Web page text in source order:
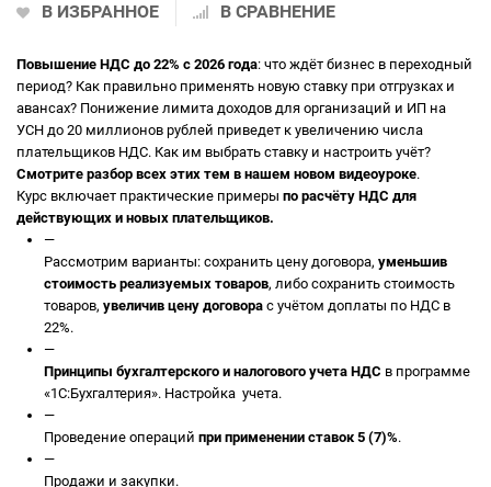
В ИЗБРАННОЕ В СРАВНЕНИЕ
Повышение НДС до 22% с 2026 года: что ждёт бизнес в переходный
период? Как правильно применять новую ставку при отгрузках и
авансах? Понижение лимита доходов для организаций и ИП на
УСН до 20 миллионов рублей приведет к увеличению числа
плательщиков НДС. Как им выбрать ставку и настроить учёт?
Смотрите разбор всех этих тем в нашем новом видеоуроке.
Курс включает практические примеры по расчёту НДС для
действующих и новых плательщиков.
—
Рассмотрим варианты: сохранить цену договора, уменьшив
стоимость реализуемых товаров, либо сохранить стоимость
товаров, увеличив цену договора с учётом доплаты по НДС в
22%.
—
Принципы бухгалтерского и налогового учета НДС в программе
«1С:Бухгалтерия». Настройка учета.
—
Проведение операций при применении ставок 5 (7)%.
—
Продажи и закупки.